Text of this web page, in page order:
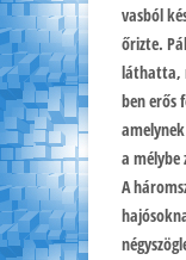
vasból
őrizte.
láthatta,
ben erős
a
A